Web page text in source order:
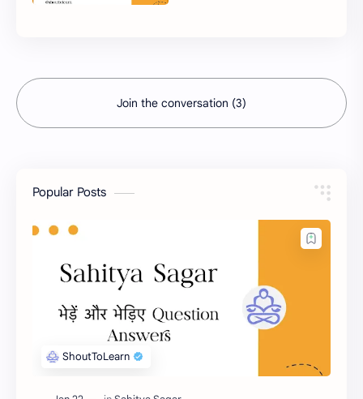
Join the conversation (3)
Popular Posts